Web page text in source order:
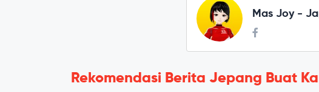
Mas Joy -
Rekomendasi Berita Jepang Buat